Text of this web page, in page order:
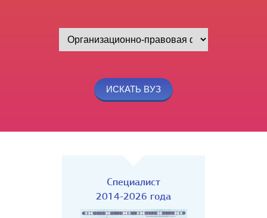
Специалист
2014-2026 года